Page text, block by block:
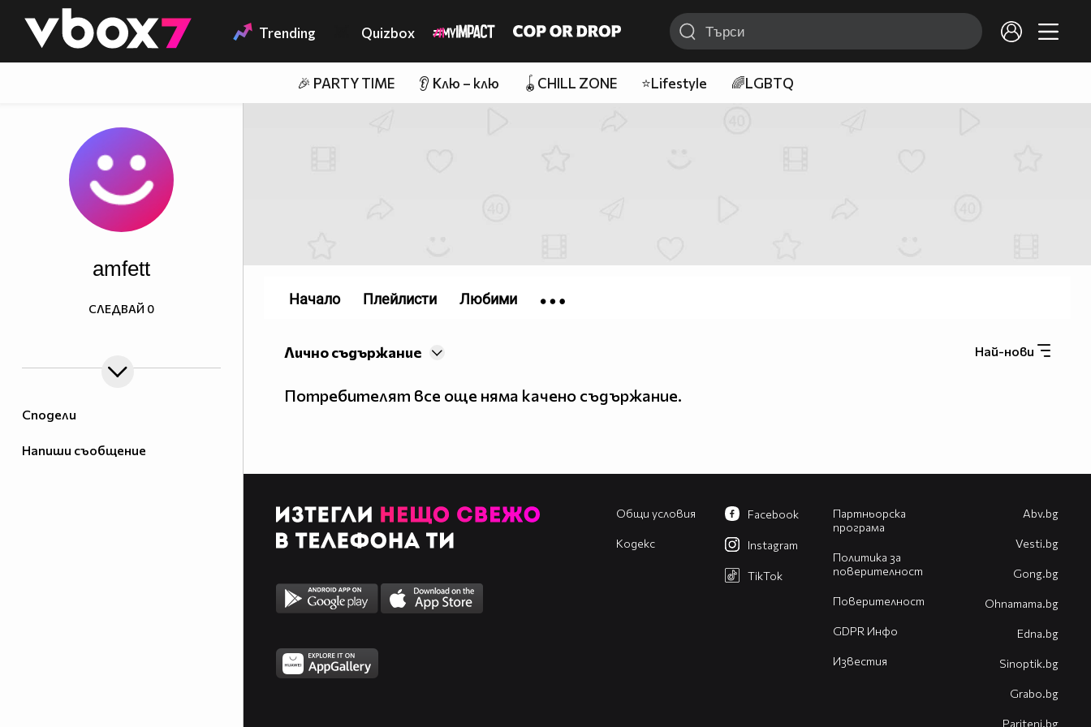
👾 Trending Quizbox
🎉 PARTY TIME 👂 Клю – клю 🪀CHILL ZONE ⭐Lifestyle 🌈LGBTQ
Сподели
Напиши съобщение
amfett
СЛЕДВАЙ 0
Най-нови
Лично съдържание
Потребителят все още няма качено съдържание.
Начало Плейлисти Любими
Общи условия
Кодекс
Партньорска
програма
Политика за
поверителност
Поверителност
GDPR Инфо
Известия
Facebook
Instagram
TikTok
Abv.bg
Vesti.bg
Gong.bg
Оhnamama.bg
Edna.bg
Sinoptik.bg
Grabo.bg
Pariteni.bg